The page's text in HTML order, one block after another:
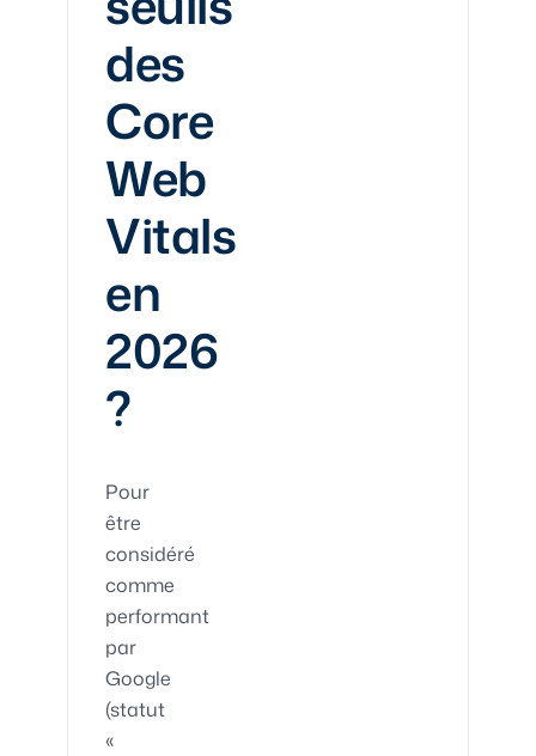
des
Core
Web
Vitals
en
2026
?
Pour
être
considéré
comme
performant
par
Google
(statut
«